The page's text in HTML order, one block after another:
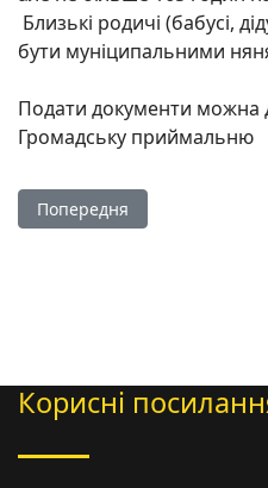
Близькі родичі (бабусі,
бути муніципальними
Подати документи можна
Громадську приймальню
Попередня стаття:
Попередня
Корисні